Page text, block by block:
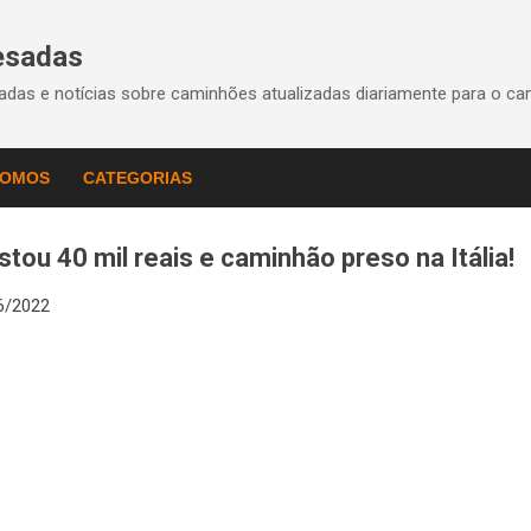
e notícias sobre caminhões atualizadas diariamente para o
CATEGORIAS
40 mil reais e caminhão preso na Itália!
2022